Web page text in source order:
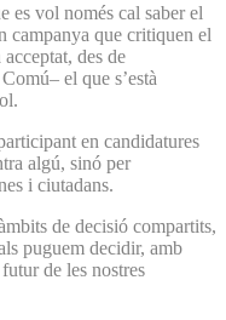
es vol només cal saber el
campanya que critiquen el
des de
el que s’està
en candidatures
algú, sinó per
i ciutadans.
de decisió compartits,
puguem decidir, amb
de les nostres